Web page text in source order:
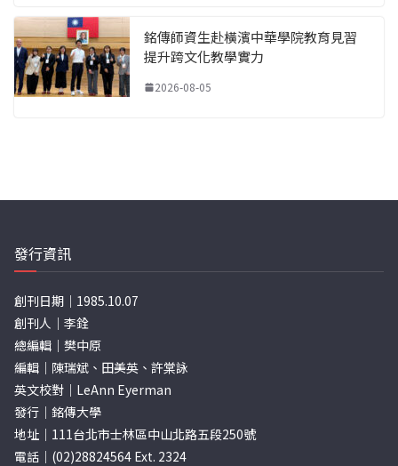
銘傳師資生赴橫濱中華學院教育見習
提升跨文化教學實力
2026-08-05
發行資訊
創刊日期｜1985.10.07
創刊人｜李銓
總編輯｜樊中原
編輯｜陳瑞斌、田美英、許棠詠
英文校對｜LeAnn Eyerman
發行｜銘傳大學
地址｜111台北市士林區中山北路五段250號
電話｜(02)28824564 Ext. 2324